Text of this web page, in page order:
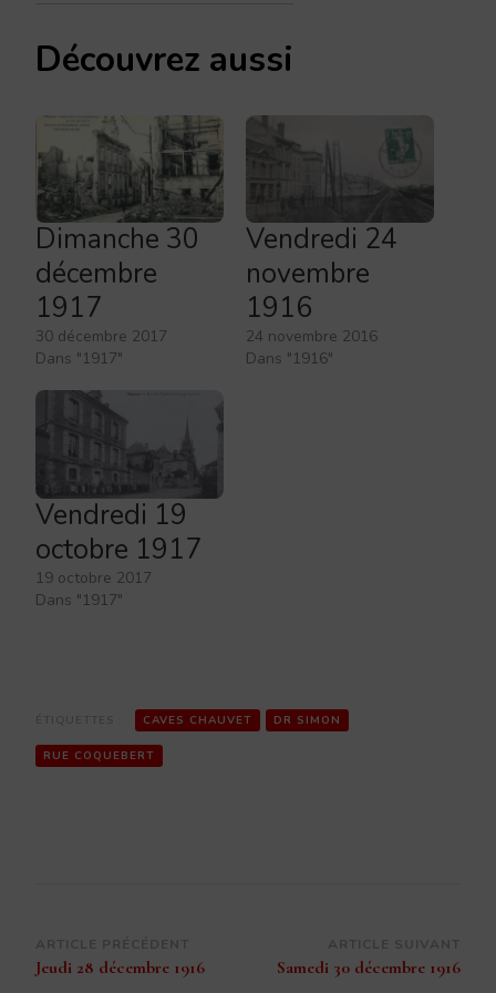
Découvrez aussi
Dimanche 30
décembre
1917
30 décembre 2017
Dans "1917"
Vendredi 24
novembre
1916
24 novembre 2016
Dans "1916"
Vendredi 19
octobre 1917
19 octobre 2017
Dans "1917"
CAVES CHAUVET DR SIMON
RUE COQUEBERT
Navigation
d’article
Jeudi 28 décembre 1916 Samedi 30 décembre 1916